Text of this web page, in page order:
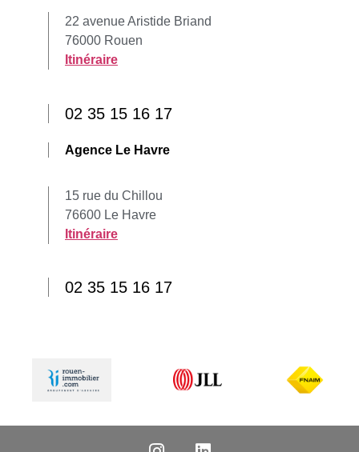
22 avenue Aristide Briand
76000 Rouen
Itinéraire
02 35 15 16 17
Agence Le Havre
15 rue du Chillou
76600 Le Havre
Itinéraire
02 35 15 16 17